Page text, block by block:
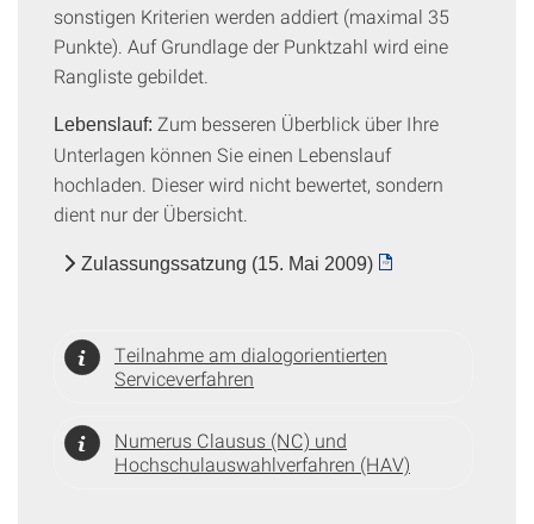
sonstigen Kriterien werden addiert (maximal 35
Punkte). Auf Grundlage der Punktzahl wird eine
Rangliste gebildet.
Lebenslauf: Zum besseren Überblick über Ihre
Unterlagen können Sie einen Lebenslauf
hochladen. Dieser wird nicht bewertet, sondern
dient nur der Übersicht.
Zulassungssatzung (15. Mai 2009)
Teilnahme am dialogorientierten
Serviceverfahren
Numerus Clausus (NC) und
Hochschulauswahlverfahren (HAV)